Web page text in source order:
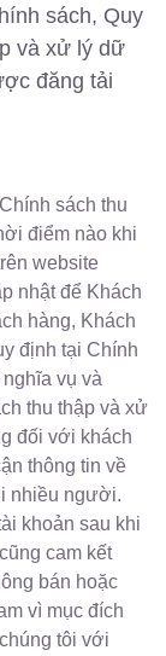
sách, Quy
và xử lý dữ
đăng tải
sách thu
điểm nào khi
website
nhật để Khách
hàng, Khách
định tại Chính
vụ và
thu thập và xử
đối với khách
thông tin về
nhiều người.
khoản sau khi
cam kết
bán hoặc
vì mục đích
tôi với